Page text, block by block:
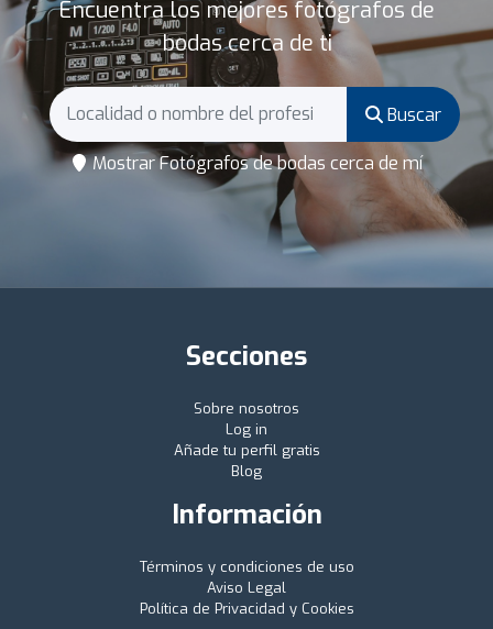
Encuentra los mejores fotógrafos de
bodas cerca de ti
Buscar
Mostrar Fotógrafos de bodas cerca de mí
Secciones
Sobre nosotros
Log in
Añade tu perfil gratis
Blog
Información
Términos y condiciones de uso
Aviso Legal
Política de Privacidad y Cookies